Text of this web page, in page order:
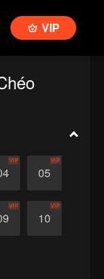
VIP
VIP
05
VIP
VIP
10
VIP